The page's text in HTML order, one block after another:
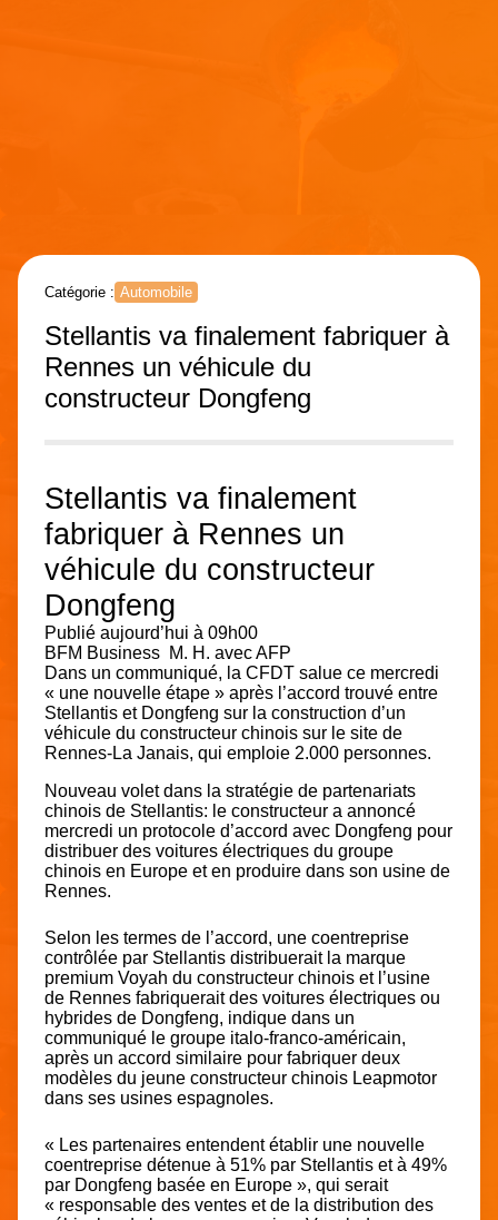
Catégorie : Automobile
Stellantis va finalement fabriquer à
Rennes un véhicule du
constructeur Dongfeng
Stellantis va finalement
fabriquer à Rennes un
véhicule du constructeur
Dongfeng
Publié aujourd’hui à 09h00
BFM Business M. H. avec AFP
Dans un communiqué, la CFDT salue ce mercredi
« une nouvelle étape » après l’accord trouvé entre
Stellantis et Dongfeng sur la construction d’un
véhicule du constructeur chinois sur le site de
Rennes-La Janais, qui emploie 2.000 personnes.
Nouveau volet dans la stratégie de partenariats
chinois de Stellantis: le constructeur a annoncé
mercredi un protocole d’accord avec Dongfeng pour
distribuer des voitures électriques du groupe
chinois en Europe et en produire dans son usine de
Rennes.
Selon les termes de l’accord, une coentreprise
contrôlée par Stellantis distribuerait la marque
premium Voyah du constructeur chinois et l’usine
de Rennes fabriquerait des voitures électriques ou
hybrides de Dongfeng, indique dans un
communiqué le groupe italo-franco-américain,
après un accord similaire pour fabriquer deux
modèles du jeune constructeur chinois Leapmotor
dans ses usines espagnoles.
« Les partenaires entendent établir une nouvelle
coentreprise détenue à 51% par Stellantis et à 49%
par Dongfeng basée en Europe », qui serait
« responsable des ventes et de la distribution des